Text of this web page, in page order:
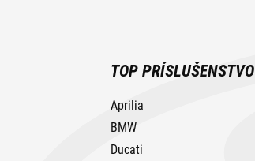
TOP PRÍSLUŠENSTVO
Aprilia
BMW
Ducati